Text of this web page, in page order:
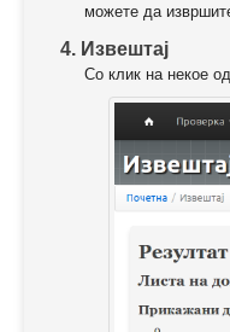
можете да
4. Извештај
Со клик на некое